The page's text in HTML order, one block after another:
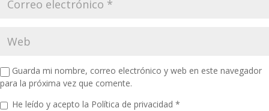
Guarda mi nombre, correo electrónico y web en este navegador
para la próxima vez que comente.
He leído y acepto la Política de privacidad *